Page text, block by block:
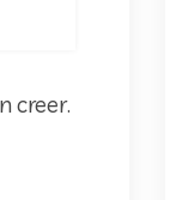
creer.